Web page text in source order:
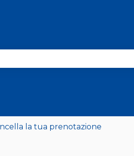
la tua prenotazione